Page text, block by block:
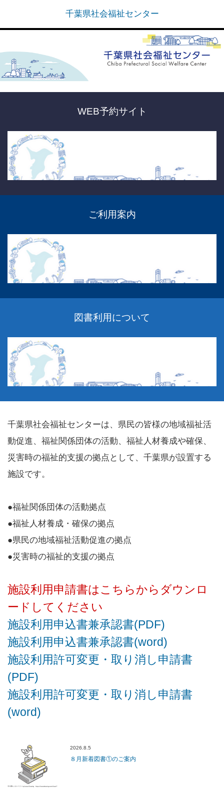
千葉県社会福祉センター
WEB予約サイト
ご利用案内
図書利用について
千葉県社会福祉センターは、県民の皆様の地域福祉活
動促進、福祉関係団体の活動、福祉人材養成や確保、
災害時の福祉的支援の拠点として、千葉県が設置する
施設です。
●福祉関係団体の活動拠点
●福祉人材養成・確保の拠点
●県民の地域福祉活動促進の拠点
●災害時の福祉的支援の拠点
施設利用申請書はこちらからダウンロ
ードしてください
施設利用申込書兼承認書(PDF)
施設利用申込書兼承認書(word)
施設利用許可変更・取り消し申請書
(PDF)
施設利用許可変更・取り消し申請書
(word)
2026.8.5
８月新着図書①のご案内